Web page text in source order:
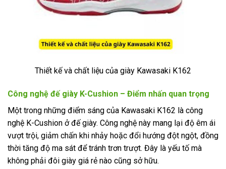
Thiết kế và chất liệu của giày Kawasaki K162
Công nghệ đế giày K-Cushion – Điểm nhấn quan trọng
Một trong những điểm sáng của Kawasaki K162 là công
nghệ K-Cushion ở đế giày. Công nghệ này mang lại độ êm ái
vượt trội, giảm chấn khi nhảy hoặc đổi hướng đột ngột, đồng
thời tăng độ ma sát để tránh trơn trượt. Đây là yếu tố mà
không phải đôi giày giá rẻ nào cũng sở hữu.